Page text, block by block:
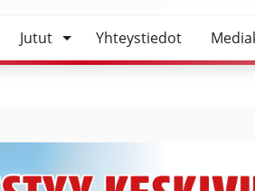
Jutut Yhteystiedot